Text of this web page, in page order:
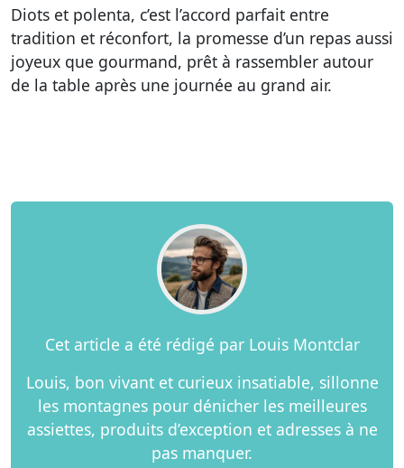
Diots et polenta, c’est l’accord parfait entre
tradition et réconfort, la promesse d’un repas aussi
joyeux que gourmand, prêt à rassembler autour
de la table après une journée au grand air.
Cet article a été rédigé par Louis Montclar
Louis, bon vivant et curieux insatiable, sillonne
les montagnes pour dénicher les meilleures
assiettes, produits d’exception et adresses à ne
pas manquer.